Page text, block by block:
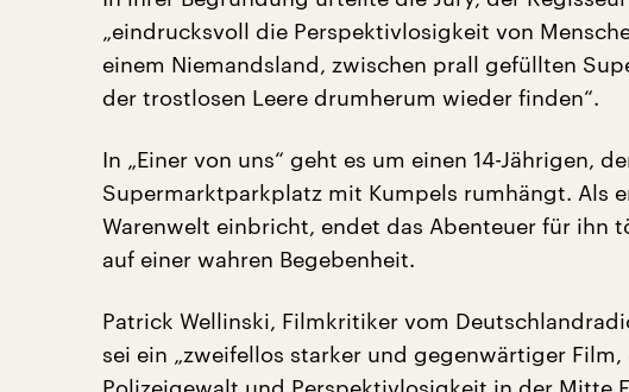
„eindrucksvoll die Perspektivlosigkeit von
einem Niemandsland, zwischen prall gefüllten
der trostlosen Leere drumherum wieder finden“.
In „Einer von uns“ geht es um einen 14-Jährigen,
Supermarktparkplatz mit Kumpels rumhängt. Als
Warenwelt einbricht, endet das Abenteuer für ihn
auf einer wahren Begebenheit.
Patrick Wellinski, Filmkritiker vom
sei ein „zweifellos starker und gegenwärtiger